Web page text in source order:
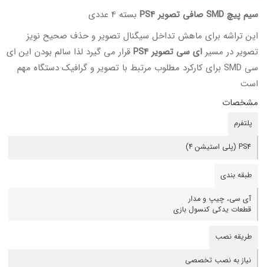
سیم پیچ SMD صافی تصویر PS4
بسته 4 عددی
این تراشه برای ماهش تداخل سیگنال تصویر و حذف صحیح نویز
تصویر در مسیر ای سی تصویر PS4
قرار می گیرد لذا سالم بودن این ای
سی SMD برای کارکرد مطلوب مرتبط با تصویر و گرافیک دستگاه مهم
است
مشخصات
پلتفرم
PS4 (پلی استیشن 4)
طبقه بندی
آی سی، چیپ و مدار
قطعات یدکی کنسول بازی
طریقه نصب
نیاز به نصب تخصصی